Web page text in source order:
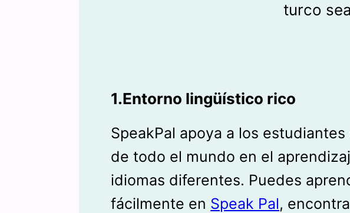
turco
1.Entorno lingüístico rico
SpeakPal apoya a los
de todo el mundo en el
idiomas diferentes. Puedes
fácilmente en Speak Pal,